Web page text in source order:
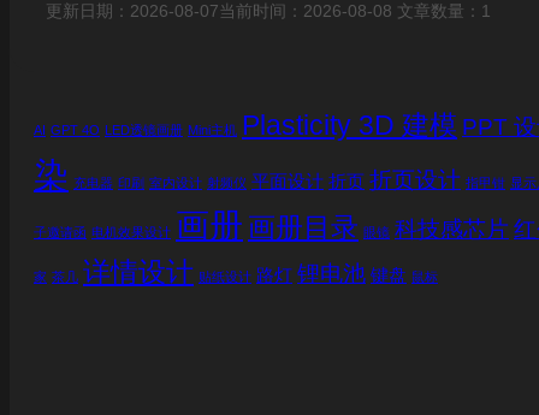
更新日期：2026-08-07当前时间：2026-08-08 文章数量：1
AI GPT 4O LED透镜画册 Mini主机 Plasticity 3D 建模 PPT
染 充电器 印刷 室内设计 射频仪 平面设计 折页 折页设计 指甲钳 显示
子邀请函 电机效果设计 画册 画册目录 眼镜 科技感芯片
家 茶几 详情设计 贴纸设计 路灯 锂电池 键盘 鼠标